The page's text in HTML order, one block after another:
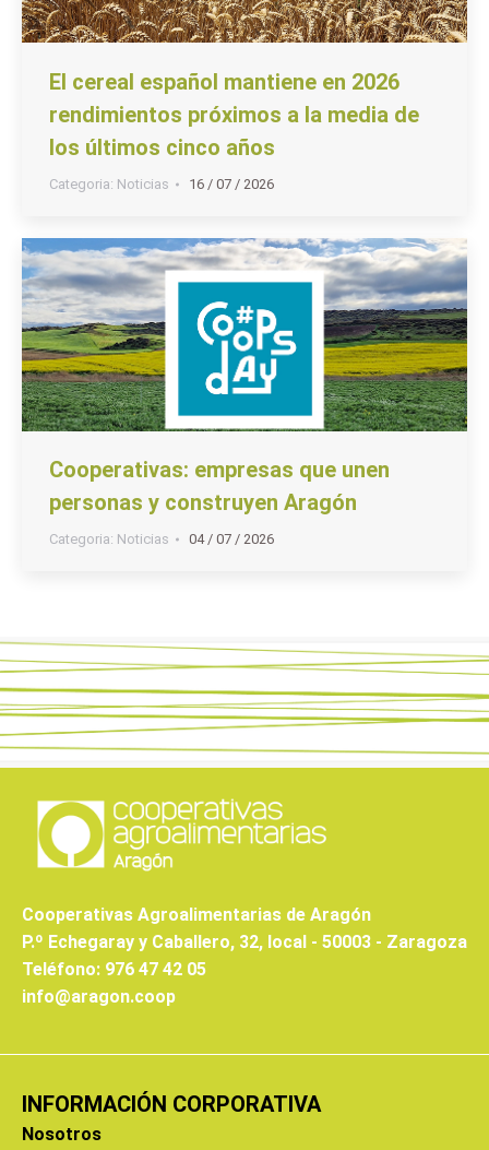
El cereal español mantiene en 2026
rendimientos próximos a la media de
los últimos cinco años
Categoria: Noticias 16 / 07 / 2026
Cooperativas: empresas que unen
personas y construyen Aragón
Categoria: Noticias 04 / 07 / 2026
Cooperativas Agroalimentarias de Aragón
P.º Echegaray y Caballero, 32, local - 50003 - Zaragoza
Teléfono: 976 47 42 05
info@aragon.coop
INFORMACIÓN CORPORATIVA
Nosotros